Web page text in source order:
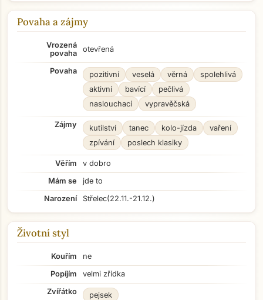
Povaha a zájmy
Vrozená
povaha
otevřená
Povaha pozitivní veselá věrná
spolehlivá
aktivní
bavící
pečlivá
naslouchací
vypravěčská
Zájmy kutilství tanec kolo-jízda
vaření
zpívání
poslech klasiky
Věřím
v dobro
Mám se
jde to
Narození
Střelec(22.11.-21.12.)
Životní styl
Kouřím
ne
Popíjím
velmi zřídka
Zvířátko
pejsek